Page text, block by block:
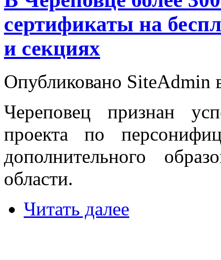
сертификаты на
и секциях
Опубликовано SiteAdmin
Череповец признан
проекта по
дополнительного
области.
Читать далее